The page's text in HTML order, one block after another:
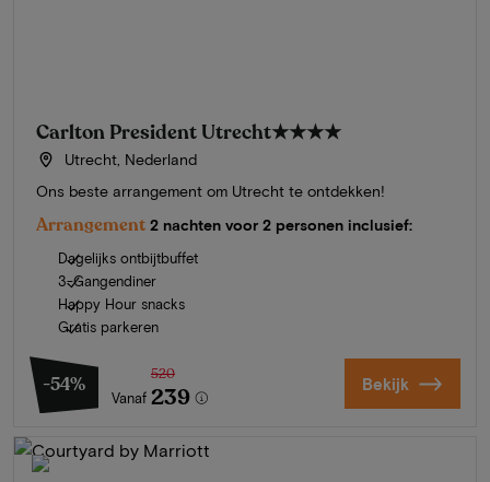
Carlton President Utrecht★★★★
Utrecht, Nederland
Ons beste arrangement om Utrecht te ontdekken!
Arrangement 2 nachten voor 2 personen inclusief:
Dagelijks ontbijtbuffet
3-Gangendiner
Happy Hour snacks
Gratis parkeren
-54%
Vanaf
520
239 Bekijk